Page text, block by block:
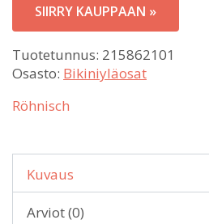
SIIRRY KAUPPAAN »
Tuotetunnus: 215862101
Osasto: Bikiniyläosat
Röhnisch
Kuvaus
Arviot (0)